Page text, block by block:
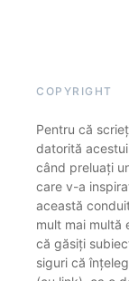
COPYRIGHT
Pentru că
datorită
când preluați
care v-a
această
mult mai multă
că găsiți
siguri că